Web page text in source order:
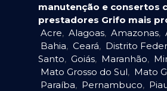
manutenção e consertos
prestadores Grifo mais
Acre, Alagoas, Amazonas,
Bahia, Ceará, Distrito
Santo, Goiás, Maranhão,
Mato Grosso do Sul, Mato
Paraíba, Pernambuco,